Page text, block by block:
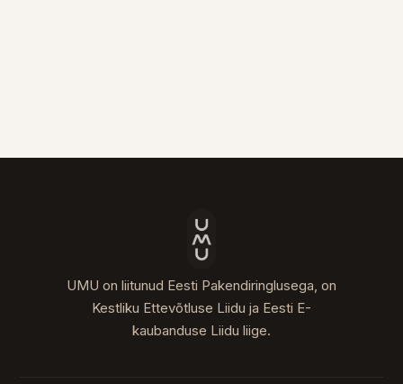
UMU on liitunud Eesti Pakendiringlusega, on
Kestliku Ettevõtluse Liidu ja Eesti E-
kaubanduse Liidu liige.